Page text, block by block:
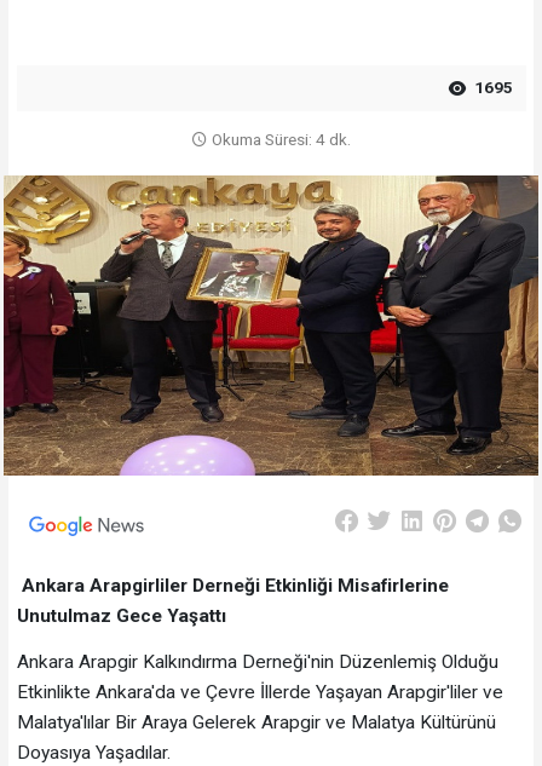
1695
Okuma Süresi: 4 dk.
Ankara Arapgirliler Derneği Etkinliği Misafirlerine
Unutulmaz Gece Yaşattı
Ankara Arapgir Kalkındırma Derneği'nin Düzenlemiş Olduğu
Etkinlikte Ankara'da ve Çevre İllerde Yaşayan Arapgir'liler ve
Malatya'lılar Bir Araya Gelerek Arapgir ve Malatya Kültürünü
Doyasıya Yaşadılar.